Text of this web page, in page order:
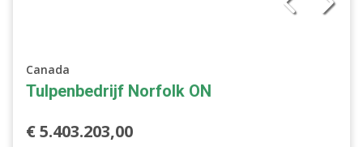
Canada
Tulpenbedrijf Norfolk ON
€ 5.403.203,00